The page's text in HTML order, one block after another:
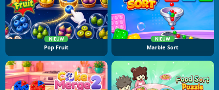
NIEUW
Pop Fruit
NIEUW
Marble Sort